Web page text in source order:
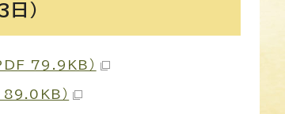
）
79.9KB）
89.0KB）